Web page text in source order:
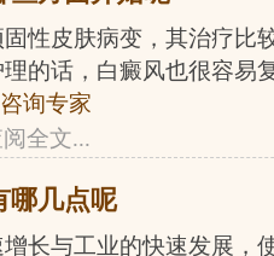
皮肤病变，其治疗比
的话，白癜风也很容易
咨询专家
全文...
哪几点呢
与工业的快速发展，